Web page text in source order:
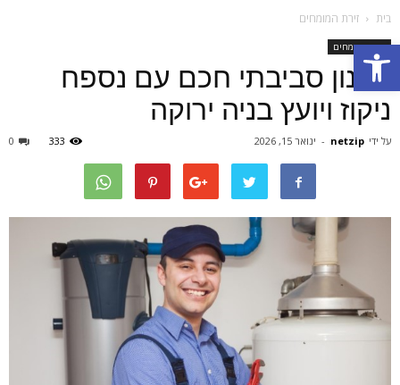
Open toolbar
בית זירת המומחים
זירת המומחים
תכנון סביבתי חכם עם נספח
ניקוז ויועץ בניה ירוקה
על ידי netzip
- ינואר 15, 2026 0 333